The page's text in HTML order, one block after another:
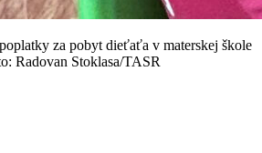
za pobyt dieťaťa v materskej škole
Radovan Stoklasa/TASR